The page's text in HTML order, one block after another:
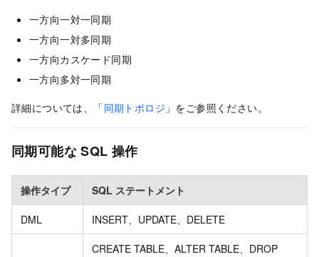
一方向一対一同期
一方向一対多同期
一方向カスケード同期
一方向多対一同期
詳細については、「同期トポロジ 」をご参照ください。
同期可能な SQL 操作
操作タイプ SQL ステートメント
DML INSERT、UPDATE、DELETE
CREATE TABLE、ALTER TABLE、DROP